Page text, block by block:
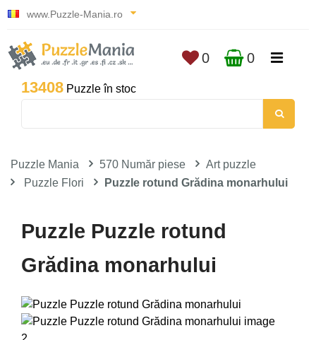
www.Puzzle-Mania.ro
13408 Puzzle în stoc
0 0
Puzzle Mania 570 Număr piese
Art puzzle
Puzzle Flori
Puzzle rotund Grădina monarhului
Puzzle Puzzle rotund
Grădina monarhului